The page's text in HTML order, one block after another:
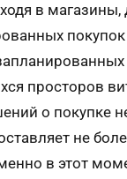
в
просторов
о покупке
не
в этот